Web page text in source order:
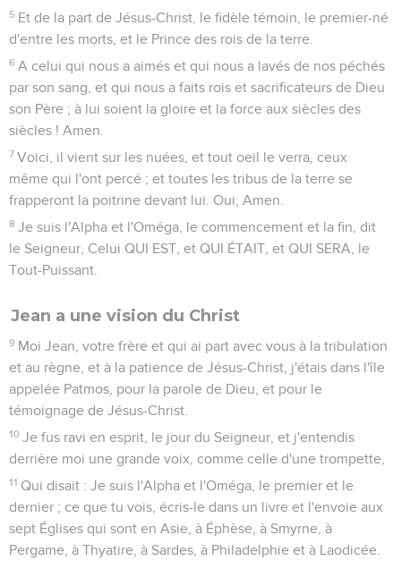
5 Et de la part de Jésus-Christ, le fidèle témoin, le premier-né
d'entre les morts, et le Prince des rois de la terre.
6 A celui qui nous a aimés et qui nous a lavés de nos péchés
par son sang, et qui nous a faits rois et sacrificateurs de Dieu
son Père ; à lui soient la gloire et la force aux siècles des
siècles ! Amen.
7 Voici, il vient sur les nuées, et tout oeil le verra, ceux
même qui l'ont percé ; et toutes les tribus de la terre se
frapperont la poitrine devant lui. Oui, Amen.
8 Je suis l'Alpha et l'Oméga, le commencement et la fin, dit
le Seigneur, Celui QUI EST, et QUI ÉTAIT, et QUI SERA, le
Tout-Puissant.
Jean a une vision du Christ
9 Moi Jean, votre frère et qui ai part avec vous à la tribulation
et au règne, et à la patience de Jésus-Christ, j'étais dans l'île
appelée Patmos, pour la parole de Dieu, et pour le
témoignage de Jésus-Christ.
10 Je fus ravi en esprit, le jour du Seigneur, et j'entendis
derrière moi une grande voix, comme celle d'une trompette,
11 Qui disait : Je suis l'Alpha et l'Oméga, le premier et le
dernier ; ce que tu vois, écris-le dans un livre et l'envoie aux
sept Églises qui sont en Asie, à Éphèse, à Smyrne, à
Pergame, à Thyatire, à Sardes, à Philadelphie et à Laodicée.